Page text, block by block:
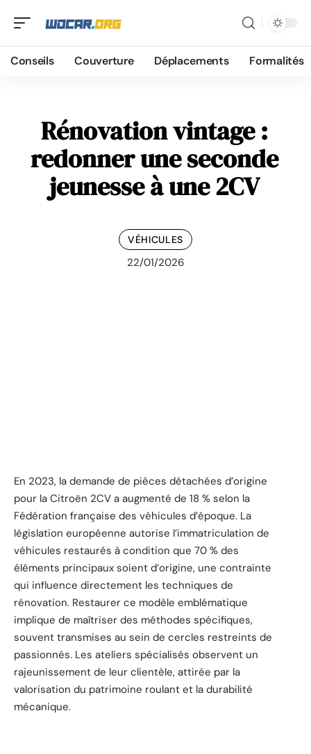
Conseils Couverture Déplacements Formalités
Rénovation vintage :
redonner une seconde
jeunesse à une 2CV
VÉHICULES
22/01/2026
En 2023, la demande de pièces détachées d’origine
pour la Citroën 2CV a augmenté de 18 % selon la
Fédération française des véhicules d’époque. La
législation européenne autorise l’immatriculation de
véhicules restaurés à condition que 70 % des
éléments principaux soient d’origine, une contrainte
qui influence directement les techniques de
rénovation. Restaurer ce modèle emblématique
implique de maîtriser des méthodes spécifiques,
souvent transmises au sein de cercles restreints de
passionnés. Les ateliers spécialisés observent un
rajeunissement de leur clientèle, attirée par la
valorisation du patrimoine roulant et la durabilité
mécanique.